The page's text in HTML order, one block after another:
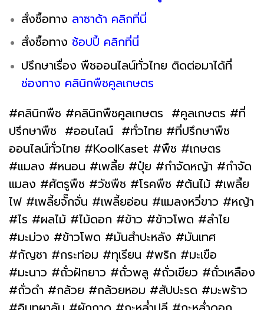
สั่งซื้อทาง ลาซาด้า คลิกที่นี่
สั่งซื้อทาง ช้อปปี้ คลิกที่นี่
ปรึกษาเรื่อง พืชออนไลน์ทั่วไทย ติดต่อมาได้ที่
ช่องทาง คลินิกพืชคูลเกษตร
#คลินิกพืช #คลินิกพืชคูลเกษตร #คูลเกษตร #ที่
ปรึกษาพืช #ออนไลน์ #ทั่วไทย #ที่ปรึกษาพืช
ออนไลน์ทั่วไทย #KoolKaset #พืช #เกษตร
#แมลง #หนอน #เพลี้ย #ปุ๋ย #กำจัดหญ้า #กำจัด
แมลง #ศัตรูพืช #วัชพืช #โรคพืช #ต้นไม้ #เพลี้ย
ไฟ #เพลี้ยจั๊กจั่น #เพลี้ยอ่อน #แมลงหวี่ขาว #หญ้า
#ไร #ผลไม้ #ไม้ดอก #ข้าว #ข้าวโพด #ลำไย
#มะม่วง #ข้าวโพด #มันสำปะหลัง #มันเทศ
#กัญชา #กระท่อม #ทุเรียน #พริก #มะเขือ
#มะนาว #ถั่วฝักยาว #ถั่วพลู #ถั่วเขียว #ถั่วเหลือง
#ถั่วดำ #กล้วย #กล้วยหอม #สัปปะรด #มะพร้าว